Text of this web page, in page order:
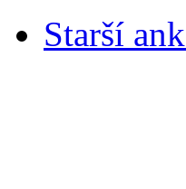
Starší